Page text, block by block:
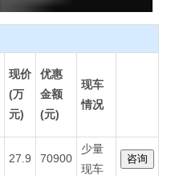
现价
(万
元)
优惠
金额
(元)
现车
情况
27.9 70900
少量
现车